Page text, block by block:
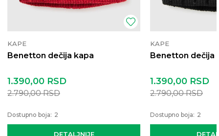
KAPE
Benetton dečija kapa
DETALJNIJE
1.390,00 RSD
2.790,00RSD
Dostupno boja: 2
KAPE
Benetton dečija
1.390,00 RSD
2.790,00RSD
Dostupno boja: 2